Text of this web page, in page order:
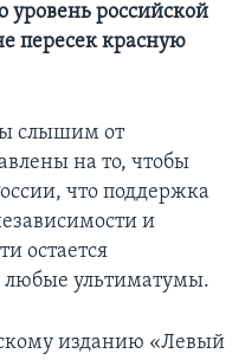
уровень российской
пересек красную
слышим от
на то, чтобы
что поддержка
и
остается
любые ультиматумы.
изданию «Левый